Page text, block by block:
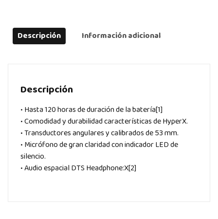
Descripción Información adicional
Descripción
• Hasta 120 horas de duración de la batería[1]
• Comodidad y durabilidad características de HyperX.
• Transductores angulares y calibrados de 53 mm.
• Micrófono de gran claridad con indicador LED de
silencio.
• Audio espacial DTS Headphone:X[2]